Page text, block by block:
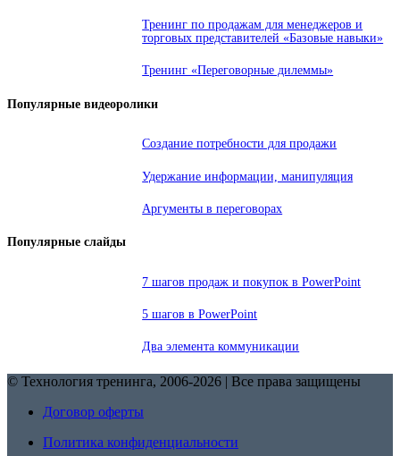
Тренинг по продажам для менеджеров и
торговых представителей «Базовые навыки»
Тренинг «Переговорные дилеммы»
Популярные видеоролики
Создание потребности для продажи
Удержание информации, манипуляция
Аргументы в переговорах
Популярные слайды
7 шагов продаж и покупок в PowerPoint
5 шагов в PowerPoint
Два элемента коммуникации
© Технология тренинга, 2006-2026 | Все права защищены
Договор оферты
Политика конфиденциальности